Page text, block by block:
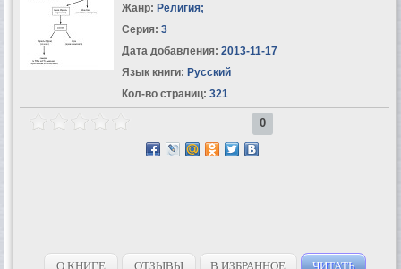
Жанр: Религия;
Серия: 3
Дата добавления: 2013-11-17
Язык книги: Русский
Кол-во страниц: 321
0
О КНИГЕ ОТЗЫВЫ В ИЗБРАННОЕ ЧИТАТЬ